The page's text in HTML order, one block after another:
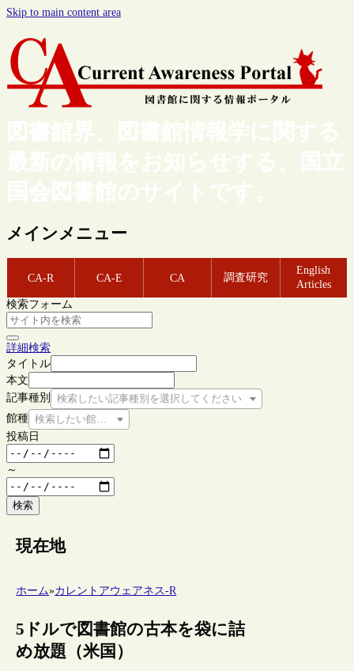
Skip to main content area
図書館界、図書館情報学に関する
最新の情報をお知らせする、国立
国会図書館のサイトです。
メインメニュー
CA-R CA-E CA 調査研究
English
Articles
検索フォーム
詳細検索
タイトル
本文
記事種別
検索したい記事種別を選択してください
館種 検索したい館種を選択してください
投稿日
～
検索
現在地
ホーム»カレントアウェアネス-R
5ドルで図書館の古本を袋に詰
め放題（米国）